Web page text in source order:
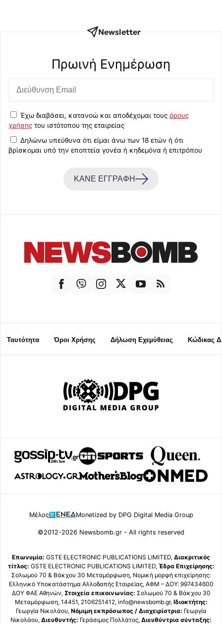
Newsletter
Πρωινή Eνημέρωση
Έχω διαβάσει, κατανοώ και αποδέχομαι τους όρους
χρήσης του ιστότοπου της εταιρείας
Δηλώνω υπεύθυνα ότι είμαι άνω των 18 ετών ή ότι
βρίσκομαι υπό την εποπτεία γονέα ή κηδεμόνα ή επιτρόπου
ΚΑΝΕ ΕΓΓΡΑΦΗ
Ταυτότητα Όροι Χρήσης Δήλωση Εχεμύθειας Κώδικας
Μέλος Monetized by DPG Digital Media Group
©2012-2026 Newsbomb.gr - All rights reserved
Επωνυμία: GSTE ELECTRONIC PUBLICATIONS LIMITED, Διακριτικός
τίτλος: GSTE ELECTRONIC PUBLICATIONS LIMITED, Έδρα Επιχείρησης:
Σολωμού 70 & Βάκχου 30 Μεταμόρφωση, Νομική μορφή επιχείρησης:
Ελληνικό Υποκατάστημα Αλλοδαπής Εταιρείας, ΑΦΜ – ΔΟΥ: 997434600
ΔΟΥ ΦΑΕ Αθηνών, Στοιχεία επικοινωνίας: Σολωμού 70 & Βάκχου 30
Μεταμόρφωση, 14451, 2106251412, info@newsbomb.gr, Ιδιοκτήτης:
Γεωργία Νικολάου, Νόμιμη εκπρόσωπος / Διαχειρίστρια: Γεωργία
Νικολάου, Διευθυντής: Γεράσιμος Πολλάτος, Διευθύντρια σύνταξης: